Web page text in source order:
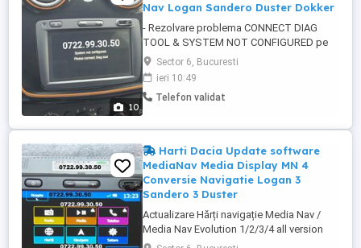
10
Nav Logan Sandero Duster Dokker
- Rezolvare problema CONNECT DIAG
TOOL & SYSTEM NOT CONFIGURED pe
toata gama DACIA la sistemul de navigatie
MEDIA NAV 1/2/3/4 - Actualizare Hărți
navigație Media Nav / Media Nav Evolution
1/2/3/4 all version Media Nav 1 ( soft de
și Bulgaria costă 50 lei Full ...
Sector 6, Bucuresti
ieri 10:49
Telefon validat
Harti Dacia Update software
MediaNav Media Display MN 4
Conversie Navigatie Logan 3
Sandero 3 Duster
Actualizare Hărți navigație Media Nav /
Media Nav Evolution 1/2/3/4 all version
Media Nav 1 ( soft de fabrică între 1.1.3 si